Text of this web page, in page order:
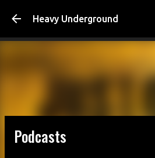
Fortsätt till
Heavy Underground
Podcasts